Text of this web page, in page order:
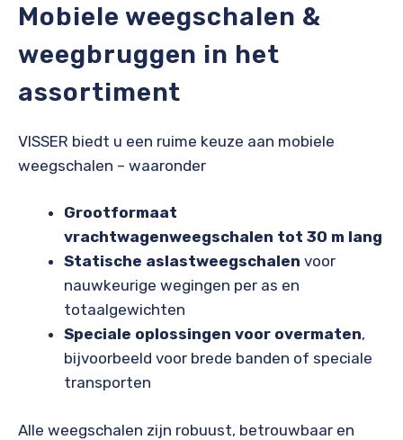
Mobiele weegschalen &
weegbruggen in het
assortiment
VISSER biedt u een ruime keuze aan mobiele
weegschalen – waaronder
Grootformaat
vrachtwagenweegschalen tot 30 m lang
Statische aslastweegschalen voor
nauwkeurige wegingen per as en
totaalgewichten
Speciale oplossingen voor overmaten,
bijvoorbeeld voor brede banden of speciale
transporten
Alle weegschalen zijn robuust, betrouwbaar en